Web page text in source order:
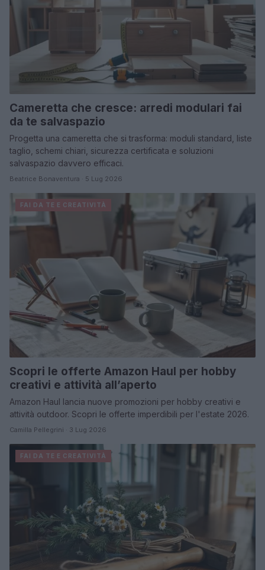
Cameretta che cresce: arredi modulari fai
da te salvaspazio
Progetta una cameretta che si trasforma: moduli standard, liste
taglio, schemi chiari, sicurezza certificata e soluzioni
salvaspazio davvero efficaci.
Beatrice Bonaventura · 5 Lug 2026
FAI DA TE E CREATIVITÀ
Scopri le offerte Amazon Haul per hobby
creativi e attività all’aperto
Amazon Haul lancia nuove promozioni per hobby creativi e
attività outdoor. Scopri le offerte imperdibili per l'estate 2026.
Camilla Pellegrini · 3 Lug 2026
FAI DA TE E CREATIVITÀ